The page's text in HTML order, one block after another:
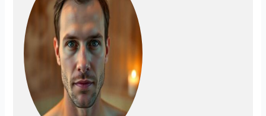
à 3 jeux avec un design
élégant qui fournit une
bande de soutien pour plus
de stabilité au mur de la
piscine pour une durabilité
ultime La piscine encadrée a
un processus simple
d'assemblage et de
démontage pour le stockage